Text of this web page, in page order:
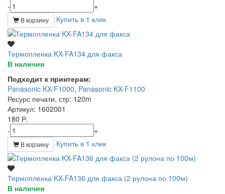
-
+
В корзину Купить в 1 клик
Термопленка KX-FA134 для факса
В наличии
Подходит к принтерам:
Panasonic KX-F1000, Panasonic KX-F1100
Ресурс печати, стр: 120m
Артикул: 1602001
180 Р.
-
+
В корзину Купить в 1 клик
Термопленка KX-FA136 для факса (2 рулона по 100м)
В наличии